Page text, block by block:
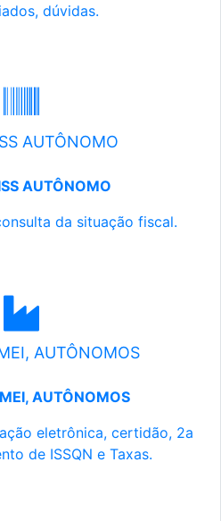
dúvidas.
AUTÔNOMO
AUTÔNOMO
da situação fiscal.
AUTÔNOMOS
AUTÔNOMOS
eletrônica, certidão, 2a
de ISSQN e Taxas.